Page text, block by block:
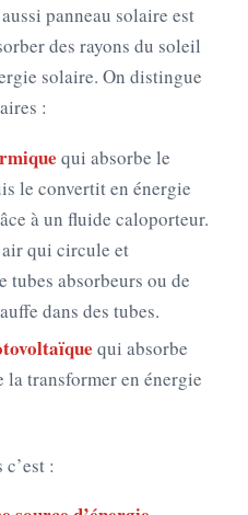
panneau solaire est
des rayons du soleil
solaire. On distingue
:
qui absorbe le
le convertit en énergie
à un fluide caloporteur.
qui circule et
tubes absorbeurs ou de
dans des tubes.
qui absorbe
la transformer en énergie
: